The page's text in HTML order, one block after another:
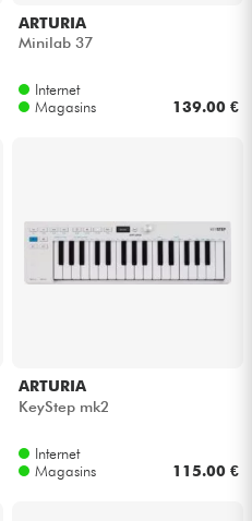
ARTURIA
Minilab 37
Internet
Magasins
139.00 €
ARTURIA
KeyStep mk2
Internet
Magasins
115.00 €